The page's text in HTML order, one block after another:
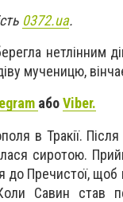
0372.ua.
нетлінним
мученицю,
абоViber.
в Тракії.
сиротою.
Пречистої, щоб
Савин став